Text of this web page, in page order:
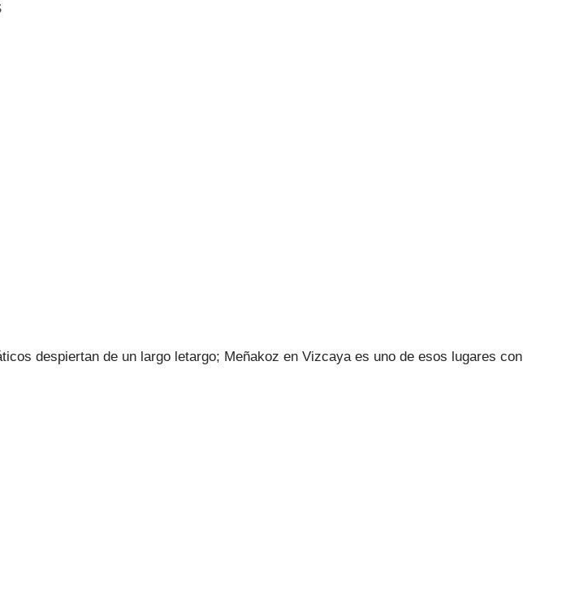
despiertan de un largo letargo; Meñakoz en Vizcaya es uno de esos lugares con